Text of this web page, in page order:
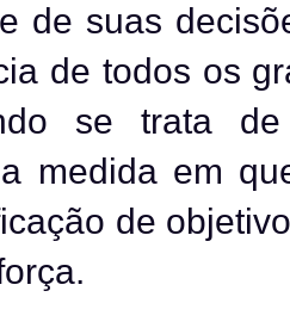
de suas
de todos os
se trata
medida em
de